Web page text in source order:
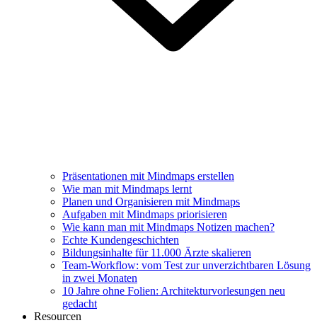
Präsentationen mit Mindmaps erstellen
Wie man mit Mindmaps lernt
Planen und Organisieren mit Mindmaps
Aufgaben mit Mindmaps priorisieren
Wie kann man mit Mindmaps Notizen machen?
Echte Kundengeschichten
Bildungsinhalte für 11.000 Ärzte skalieren
Team-Workflow: vom Test zur unverzichtbaren Lösung
in zwei Monaten
10 Jahre ohne Folien: Architekturvorlesungen neu
gedacht
Resourcen